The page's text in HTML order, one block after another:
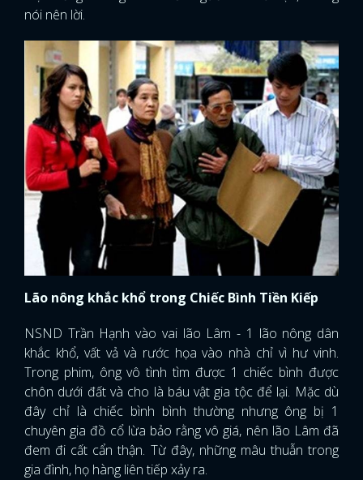
nói nên lời.
Lão nông khắc khổ trong Chiếc Bình Tiền Kiếp
NSND Trần Hạnh vào vai lão Lâm - 1 lão nông dân
khắc khổ, vất vả và rước họa vào nhà chỉ vì hư vinh.
Trong phim, ông vô tình tìm được 1 chiếc bình được
chôn dưới đất và cho là báu vật gia tộc để lại. Mặc dù
đây chỉ là chiếc bình bình thường nhưng ông bị 1
chuyên gia đồ cổ lừa bảo rằng vô giá, nên lão Lâm đã
đem đi cất cẩn thận. Từ đây, những mâu thuẫn trong
gia đình, họ hàng liên tiếp xảy ra.